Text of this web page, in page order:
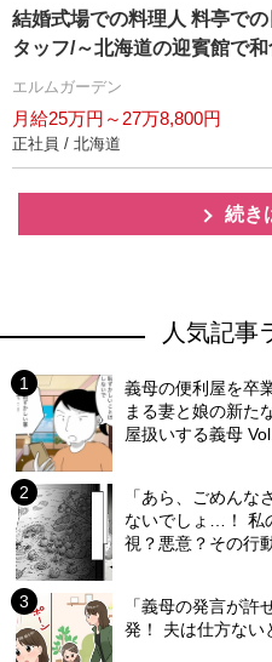
結婚式場での料理人 料亭で
タッフ/～北海道の迎賓館で
エルムガーデン
月給25万円～27万8,800円
正社員 / 北海道
続き
人気記事
義母の便利屋を卒
まる妻と娘の新た
屋扱いする義母
「あら、ごめんな
ないでしょ…！ 私
視？悪意？その行
「義母の発言が
発！ 夫は仕方ない